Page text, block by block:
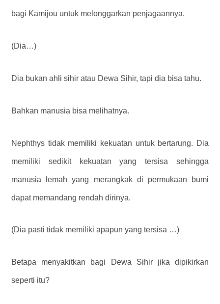
bagi Kamijou untuk melonggarkan penjagaannya.
(Dia…)
Dia bukan ahli sihir atau Dewa Sihir, tapi dia bisa tahu.
Bahkan manusia bisa melihatnya.
Nephthys tidak memiliki kekuatan untuk bertarung. Dia
memiliki sedikit kekuatan yang tersisa sehingga
manusia lemah yang merangkak di permukaan bumi
dapat memandang rendah dirinya.
(Dia pasti tidak memiliki apapun yang tersisa …)
Betapa menyakitkan bagi Dewa Sihir jika dipikirkan
seperti itu?